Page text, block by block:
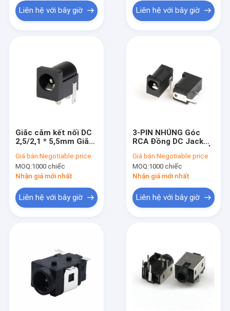
Liên hệ với bây giờ Liên hệ với bây giờ
Giắc cắm kết nối DC
2,5/2,1 * 5,5mm Giắc
Giá bán:Negotiable price
MOQ:1000 chiếc
Nhận giá mới nhất
Liên hệ với bây giờ
3-PIN NHÚNG Góc
RCA Đồng DC Jack
30V 1A AudioVideo
Nữ Cổng Kết Nối
Giá bán:Negotiable price
MOQ:1000 chiếc
Nhận giá mới nhất
Liên hệ với bây giờ